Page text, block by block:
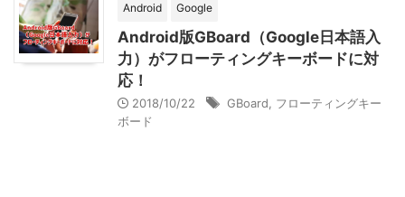
Android Google
Android版GBoard（Google日本語入
力）がフローティングキーボードに対
応！
2018/10/22 GBoard
フローティングキー
ボード